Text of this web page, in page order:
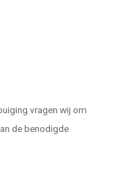
vragen wij om
de benodigde